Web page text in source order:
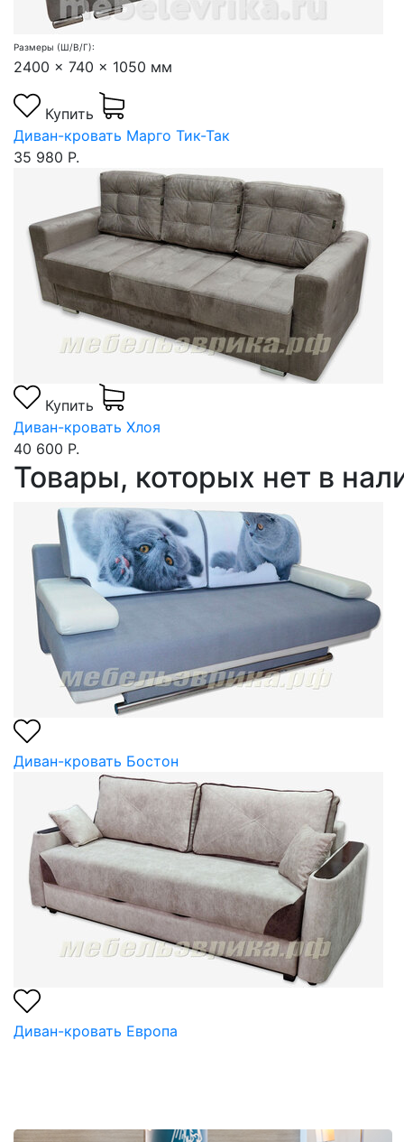
Размеры (Ш/В/Г):
2400 x 740 x 1050 мм
Купить
Диван-кровать Марго Тик-Так
35 980 Р.
Купить
Диван-кровать Хлоя
40 600 Р.
Товары, которых нет в
Диван-кровать Бостон
Диван-кровать Европа